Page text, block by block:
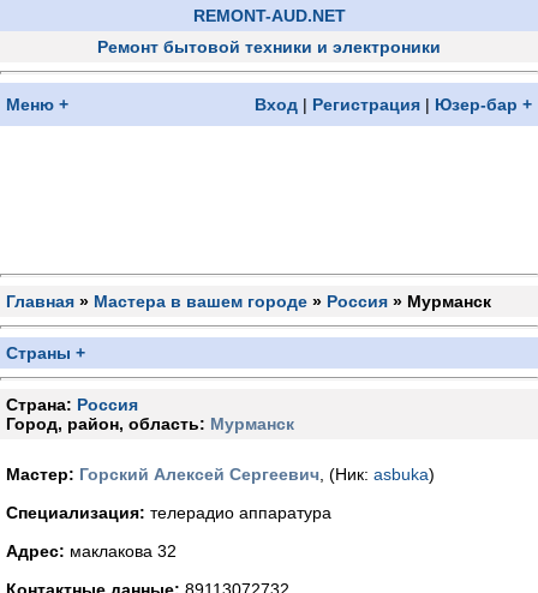
REMONT-AUD.NET
Ремонт бытовой техники и электроники
Меню + Вход | Регистрация | Юзер-бар +
Главная » Мастера в вашем городе » Россия » Мурманск
Страны +
Страна: Россия
Город, район, область: Мурманск
Мастер: Горский Алексей Сергеевич , (Ник: asbuka)
Специализация: телерадио аппаратура
Адрес: маклакова 32